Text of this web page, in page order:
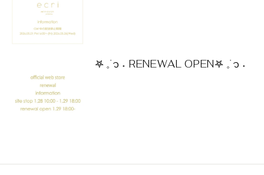
𖤐 𓈒࣪ ᭡ ˖ RENEWAL OPEN𖤐 𓈒࣪ ᭡ ˖